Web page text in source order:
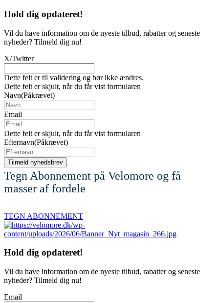
Hold dig opdateret!
Vil du have information om de nyeste tilbud, rabatter og seneste
nyheder? Tilmeld dig nu!
X/Twitter
Dette felt er til validering og bør ikke ændres.
Dette felt er skjult, når du får vist formularen
Navn(Påkrævet)
Email
Dette felt er skjult, når du får vist formularen
Efternavn(Påkrævet)
Tegn Abonnement på Velomore og få
masser af fordele
TEGN ABONNEMENT
Hold dig opdateret!
Vil du have information om de nyeste tilbud, rabatter og seneste
nyheder? Tilmeld dig nu!
Email